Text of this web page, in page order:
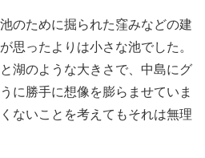
のために掘られた窪みなどの建
思ったよりは小さな池でした。
湖のような大きさで、中島にグ
に勝手に想像を膨らませていま
ないことを考えてもそれは無理